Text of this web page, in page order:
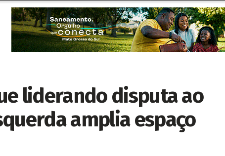
liderando disputa ao
amplia espaço